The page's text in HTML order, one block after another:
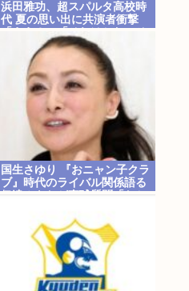
浜田雅功、超スパルタ高校時
代 夏の思い出に共演者衝撃
「ええ？」「それはかわいそ
国生さゆり 『おニャン子クラ
ブ』時代のライバル関係語る